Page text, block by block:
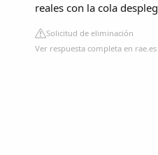
reales con la cola
Solicitud de eliminación
Ver respuesta completa en rae.es